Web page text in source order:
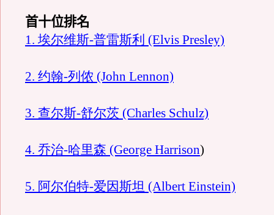
首十位排名
1. 埃尔维斯-普雷斯利 (Elvis Presley)
2. 约翰-列侬 (John Lennon)
3. 查尔斯-舒尔茨 (Charles Schulz)
4. 乔治-哈里森 (George Harrison)
5. 阿尔伯特-爱因斯坦 (Albert Einstein)